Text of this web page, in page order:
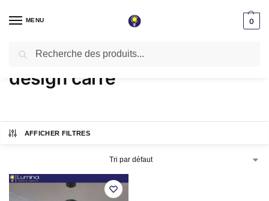
MENU 0
Accueil / Produits identifiés “design carré”
design carré
AFFICHER FILTRES